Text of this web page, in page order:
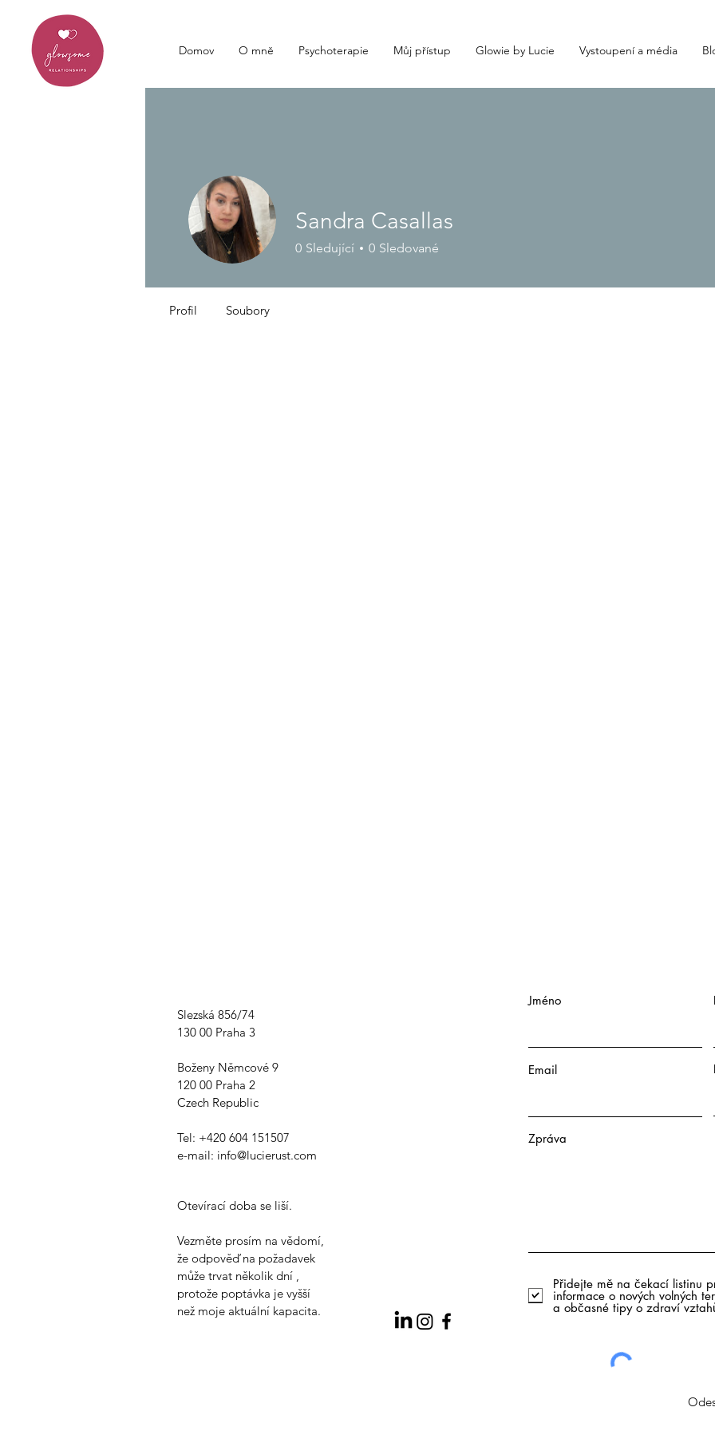
Domov O mně Psychoterapie Můj přístup Glowie by Lucie Vystoupení a média
Sandra Casallas
0 Sledující 0 Sledované
Profil Soubory
Slezská 856/74
130 00 Praha 3
Boženy Němcové 9
120 00 Praha 2
Czech Republic
Tel: +420 604 151507
e-mail: info@lucierust.com
Otevírací doba se liší.
Vezměte prosím na vědomí,
že odpověď na požadavek
může trvat několik dní
protože poptávka je vyšší
než moje aktuální kapacita.
Jméno
Email
Zpráva
Přidejte mě na čekací listinu
informace o nových volných
a občasné tipy o zdraví